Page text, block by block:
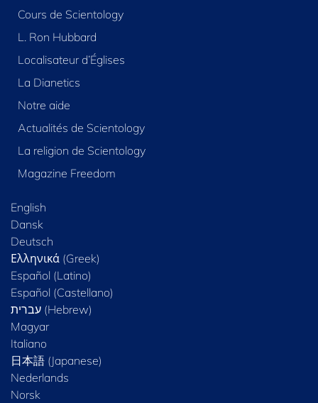
Cours de Scientology
L. Ron Hubbard
Localisateur d’Églises
La Dianetics
Notre aide
Actualités de Scientology
La religion de Scientology
Magazine Freedom
English
Dansk
Deutsch
Ελληνικά (Greek)
Español (Latino)
Español (Castellano)
Magyar
Italiano
日本語 (Japanese)
Nederlands
Norsk